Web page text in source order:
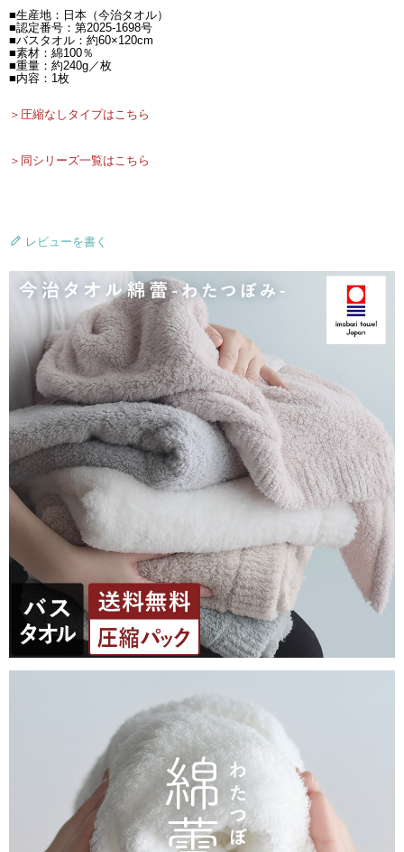
■生産地：日本（今治タオル）
■認定番号：第2025-1698号
■バスタオル：約60×120cm
■素材：綿100％
■重量：約240g／枚
■内容：1枚
＞圧縮なしタイプはこちら
＞同シリーズ一覧はこちら
レビューを書く